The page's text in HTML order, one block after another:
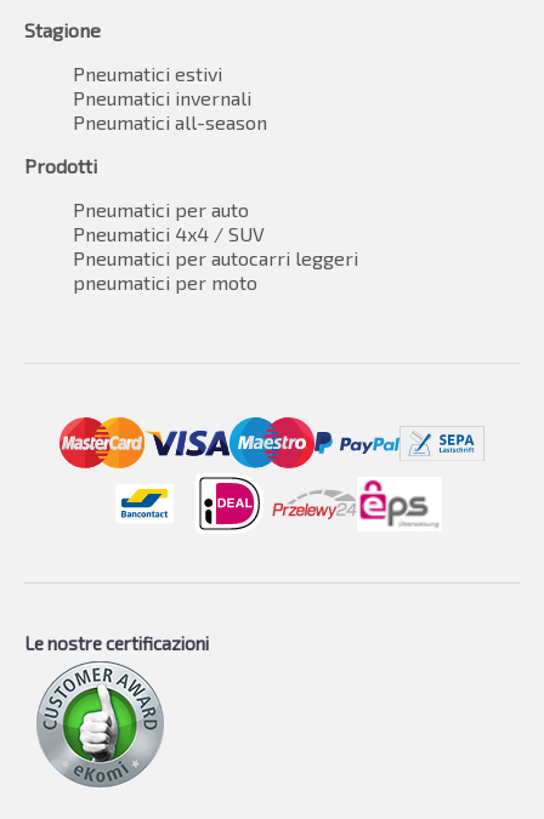
Stagione
Pneumatici estivi
Pneumatici invernali
Pneumatici all-season
Prodotti
Pneumatici per auto
Pneumatici 4x4 / SUV
Pneumatici per autocarri leggeri
pneumatici per moto
Le nostre certificazioni